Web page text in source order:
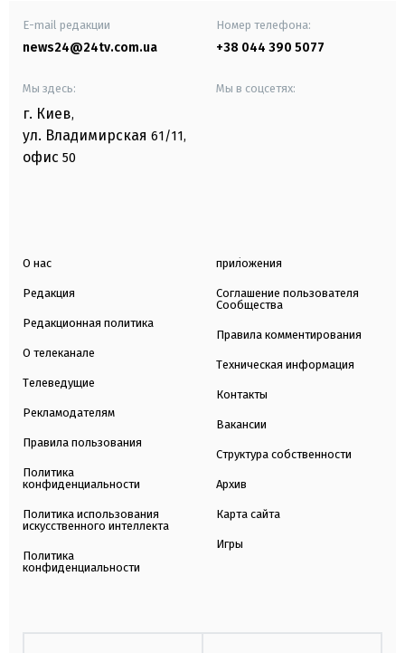
E-mail редакции
news24@24tv.com.ua
Номер телефона:
+38 044 390 5077
Мы здесь:
г. Киев,
ул. Владимирская 61/11,
офис 50
Мы в соцсетях:
О нас
Редакция
Редакционная политика
О телеканале
Телеведущие
Рекламодателям
Правила пользования
Политика
конфиденциальности
Политика использования
искусственного интеллекта
Политика
конфиденциальности
приложения
Соглашение пользователя
Сообщества
Правила комментирования
Техническая информация
Контакты
Вакансии
Структура собственности
Архив
Карта сайта
Игры